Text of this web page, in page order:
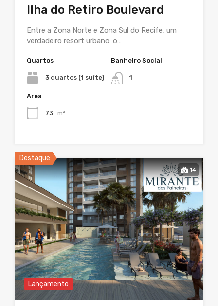
Ilha do Retiro Boulevard
Entre a Zona Norte e Zona Sul do Recife, um
verdadeiro resort urbano: o…
Quartos
3 quartos (1 suíte)
Banheiro Social
1
Area
73 m²
Destaque
14
Lançamento